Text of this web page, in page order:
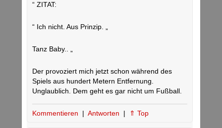
“ ZITAT:
“ Ich nicht. Aus Prinzip. „
Tanz Baby.. „
Der provoziert mich jetzt schon während des
Spiels aus hundert Metern Entfernung.
Unglaublich. Dem geht es gar nicht um Fußball.
Kommentieren | Antworten | ⇑ Top